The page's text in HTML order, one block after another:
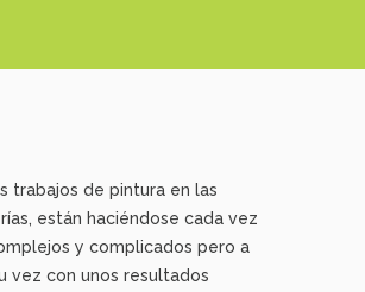
trabajos de pintura en las
están haciéndose cada vez
y complicados pero a
vez con unos resultados